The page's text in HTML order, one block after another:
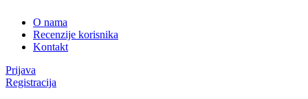
O nama
Recenzije korisnika
Kontakt
Prijava
Registracija